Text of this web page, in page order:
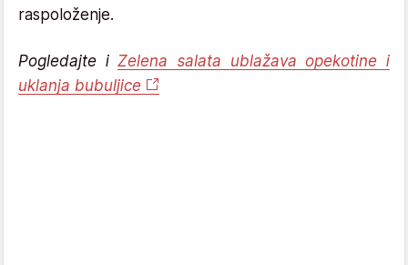
raspoloženje.
Pogledajte iZelena salata ublažava opekotine i
uklanja bubuljice